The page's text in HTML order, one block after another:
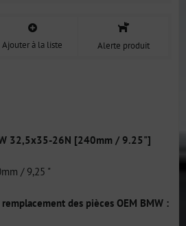
Ajouter à la liste Alerte produit
32,5x35-26N [240mm / 9.25"]
/ 9,25 "
des pièces OEM BMW :